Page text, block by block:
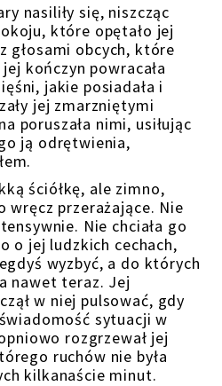
nasiliły się, niszcząc
które opętało jej
głosami obcych, które
kończyn powracała
jakie posiadała i
jej zmarzniętymi
poruszała nimi, usiłując
ją odrętwienia,
ściółkę, ale zimno,
wręcz przerażające. Nie
Nie chciała go
o jej ludzkich cechach,
wyzbyć, a do których
nawet teraz. Jej
w niej pulsować, gdy
sytuacji w
rozgrzewał jej
ruchów nie była
kilkanaście minut.